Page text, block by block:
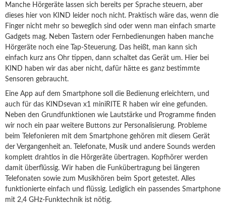
Manche Hörgeräte lassen sich bereits per Sprache steuern, aber
dieses hier von KIND leider noch nicht. Praktisch wäre das, wenn die
Finger nicht mehr so beweglich sind oder wenn man einfach smarte
Gadgets mag. Neben Tastern oder Fernbedienungen haben manche
Hörgeräte noch eine Tap-Steuerung. Das heißt, man kann sich
einfach kurz ans Ohr tippen, dann schaltet das Gerät um. Hier bei
KIND haben wir das aber nicht, dafür hätte es ganz bestimmte
Sensoren gebraucht.
Eine App auf dem Smartphone soll die Bedienung erleichtern, und
auch für das KINDsevan x1 miniRITE R haben wir eine gefunden.
Neben den Grundfunktionen wie Lautstärke und Programme finden
wir noch ein paar weitere Buttons zur Personalisierung. Probleme
beim Telefonieren mit dem Smartphone gehören mit diesem Gerät
der Vergangenheit an. Telefonate, Musik und andere Sounds werden
komplett drahtlos in die Hörgeräte übertragen. Kopfhörer werden
damit überflüssig. Wir haben die Funkübertragung bei längeren
Telefonaten sowie zum Musikhören beim Sport getestet. Alles
funktionierte einfach und flüssig. Lediglich ein passendes Smartphone
mit 2,4 GHz-Funktechnik ist nötig.